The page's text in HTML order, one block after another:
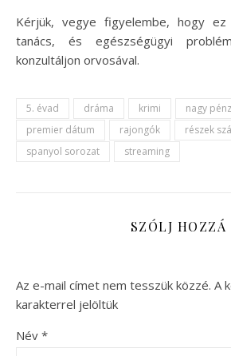
Kérjük, vegye figyelembe, hogy
tanács, és egészségügyi
konzultáljon orvosával.
5. évad dráma krimi
nagy
premier dátum
rajongók részek
spanyol sorozat
streaming
SZÓLJ HOZZÁ
Az e-mail címet nem tesszük közzé. A
karakterrel jelöltük
Név *